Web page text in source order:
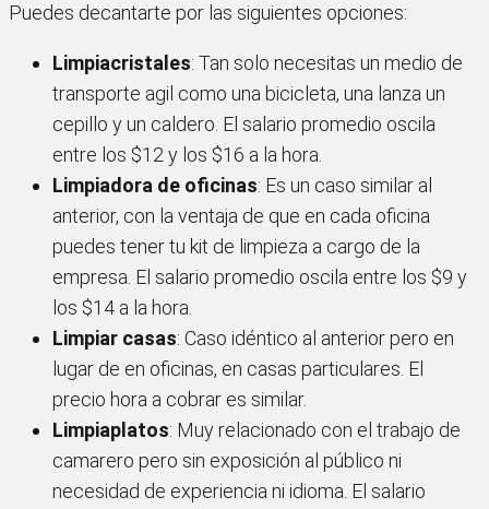
Puedes decantarte por las siguientes opciones:
Limpiacristales: Tan solo necesitas un medio de
transporte agil como una bicicleta, una lanza un
cepillo y un caldero. El salario promedio oscila
entre los $12 y los $16 a la hora.
Limpiadora de oficinas: Es un caso similar al
anterior, con la ventaja de que en cada oficina
puedes tener tu kit de limpieza a cargo de la
empresa. El salario promedio oscila entre los $9 y
los $14 a la hora.
Limpiar casas: Caso idéntico al anterior pero en
lugar de en oficinas, en casas particulares. El
precio hora a cobrar es similar.
Limpiaplatos: Muy relacionado con el trabajo de
camarero pero sin exposición al público ni
necesidad de experiencia ni idioma. El salario